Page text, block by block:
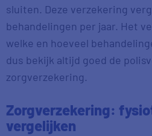
sluiten. Deze verzekering
behandelingen per jaar. Het
welke en hoeveel
dus bekijk altijd goed de
zorgverzekering.
Zorgverzekering:
vergelijken